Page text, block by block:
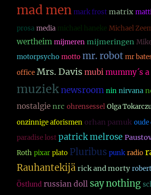
mad men mark frost matrix
prosa media michael haneke Michael
wertheim mijmeren mijmeringen
motorpsycho motto mr. robot mr
office Mrs. Davis mubi mummy´s
muzieknewsroom nin nirvana
nostalgie nrc ohrensessel Olga
onzinnige aforismen orhan pamuk oude
paradise lost patrick melrose
Roth pixar plato Pluribus punk radio
Rauhantekijä rick and morty
Östlund russian doll say nothing